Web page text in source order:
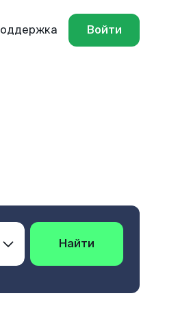
Войти
Найти